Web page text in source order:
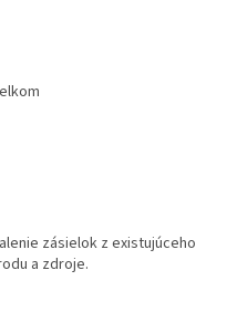
zásielok z existujúceho
a zdroje.